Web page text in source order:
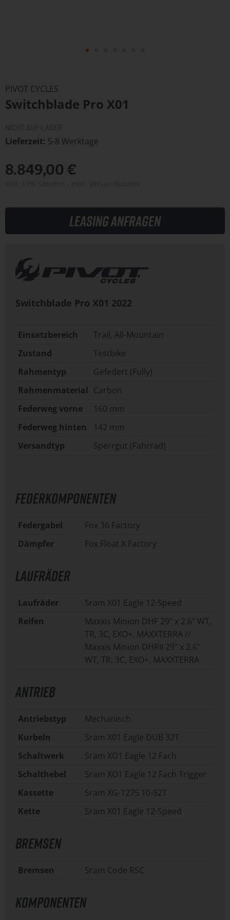
der
Bildergalerie
PIVOT CYCLES
Switchblade Pro X01
Lieferzeit 5-8 Werktage
8.849,00 €
Leasing anfragen
Switchblade Pro X01 2022
Einsatzbereich
Trail, All-Mountain
Zustand
Testbike
Rahmentyp
Gefedert (Fully)
Rahmenmaterial Carbon
Federweg vorne
160 mm
Federweg hinten
142 mm
Versandtyp
Sperrgut (Fahrrad)
FEDERKOMPONENTEN
Federgabel
Fox 36 Factory
Dämpfer
Fox Float X Factory
LAUFRÄDER
Laufräder
Sram X01 Eagle 12-Speed
Reifen
Maxxis Minion DHF 29" x 2.6" WT,
TR, 3C, EXO+, MAXXTERRA //
Maxxis Minion DHRII 29" x 2.6"
WT, TR, 3C, EXO+, MAXXTERRA
ANTRIEB
Antriebstyp
Mechanisch
Kurbeln
Sram X01 Eagle DUB 32T
Schaltwerk
Sram XO1 Eagle 12 Fach
Schalthebel
Sram XO1 Eagle 12 Fach Trigger
Kassette
Sram XG-1275 10-52T
Kette
Sram X01 Eagle 12-Speed
BREMSEN
Bremsen Sram Code RSC
KOMPONENTEN